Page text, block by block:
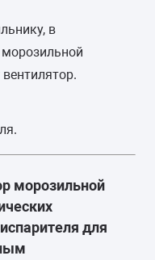
в
морозильной
морозильной
для